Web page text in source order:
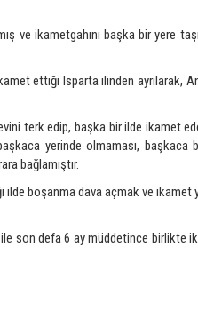
ikametgahını başka bir yere
ettiği Isparta ilinden ayrılarak,
terk edip, başka bir ilde ikamet
yerinde olmaması,
bağlamıştır.
boşanma dava açmak ve ikamet
son defa 6 ay müddetince birlikte